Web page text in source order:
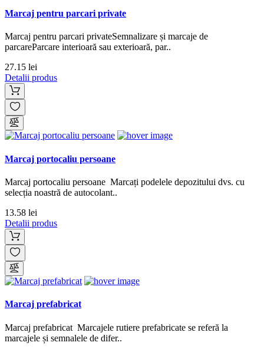
Marcaj pentru parcari private
Marcaj pentru parcari privateSemnalizare și marcaje de
parcareParcare interioară sau exterioară, par..
27.15 lei
Detalii produs
Marcaj portocaliu persoane
Marcaj portocaliu persoane Marcați podelele depozitului dvs. cu
selecția noastră de autocolant..
13.58 lei
Detalii produs
Marcaj prefabricat
Marcaj prefabricat Marcajele rutiere prefabricate se referă la
marcajele și semnalele de difer..